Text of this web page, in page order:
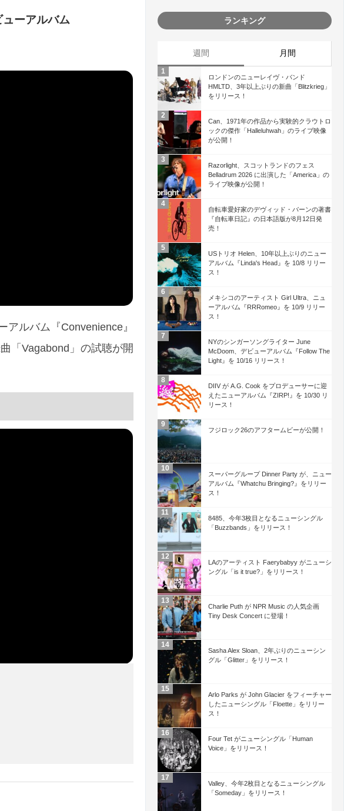
ーアルバム
ルバム『Convenience』
「Vagabond」の試聴が開
ランキング
週間 月間
ロンドンのニューレイヴ・バンド
HMLTD、3年以上ぶりの新曲「Blitzkrieg」
をリリース！
Can、1971年の作品から実験的クラウトロ
ックの傑作「Halleluhwah」のライブ映像
が公開！
Razorlight、スコットランドのフェス
Belladrum 2026 に出演した「America」の
ライブ映像が公開！
自転車愛好家のデヴィッド・バーンの著書
『自転車日記』の日本語版が8月12日発
売！
USトリオ Helen、10年以上ぶりのニュー
アルバム『Linda's Head』を 10/8 リリー
ス！
メキシコのアーティスト Girl Ultra、ニュ
ーアルバム『RRRomeo』を 10/9 リリー
ス！
NYのシンガーソングライター June
McDoom、デビューアルバム『Follow The
Light』を 10/16 リリース！
DIIV が A.G. Cook をプロデューサーに迎
えたニューアルバム『ZIRP!』を 10/30 リ
リース！
フジロック26のアフタームビーが公開！
スーパーグループ Dinner Party が、ニュー
アルバム『Whatchu Bringing?』をリリー
ス！
8485、今年3枚目となるニューシングル
「Buzzbands」をリリース！
LAのアーティスト Faerybabyy がニューシ
ングル「is it true?」をリリース！
Charlie Puth が NPR Music の人気企画
Tiny Desk Concert に登場！
Sasha Alex Sloan、2年ぶりのニューシン
グル「Glitter」をリリース！
Arlo Parks が John Glacier をフィーチャー
したニューシングル「Floette」をリリー
ス！
Four Tet がニューシングル「Human
Voice」をリリース！
Valley、今年2枚目となるニューシングル
「Someday」をリリース！